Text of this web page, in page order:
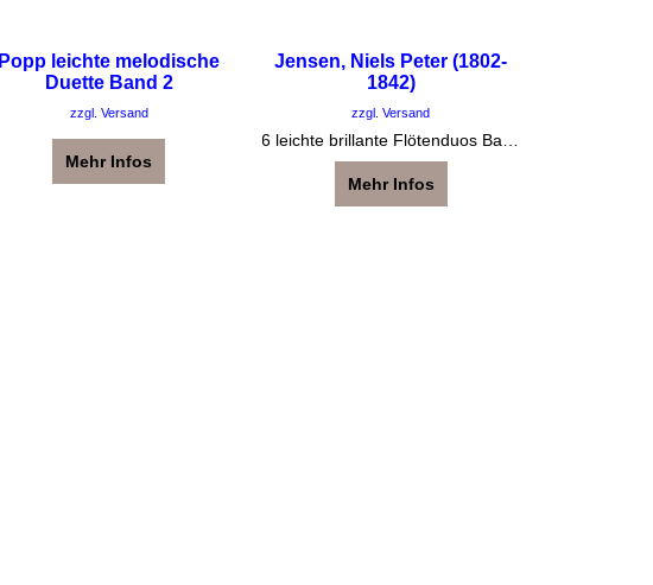
Popp leichte melodische
Duette Band 2
zzgl. Versand
Mehr Infos
Jensen, Niels Peter (1802-
1842)
zzgl. Versand
Mehr Infos